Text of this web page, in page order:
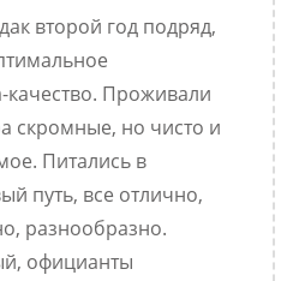
второй год подряд,
Проживали
скромные, но чисто и
Питались в
путь, все отлично,
разнообразно.
официанты